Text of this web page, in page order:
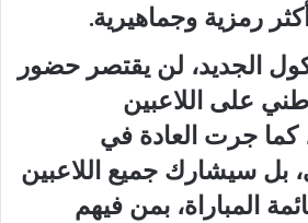
رمزية وجماهيرية.
الجديد، لن يقتصر حضور
على اللاعبين
كما جرت العادة في
بل سيشارك جميع اللاعبين
المباراة، بمن فيهم